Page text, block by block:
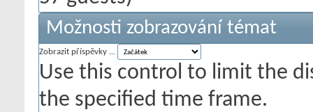
Možnosti zobrazování témat
Zobrazit příspěvky ...
Use this control to limit the
the specified time frame.